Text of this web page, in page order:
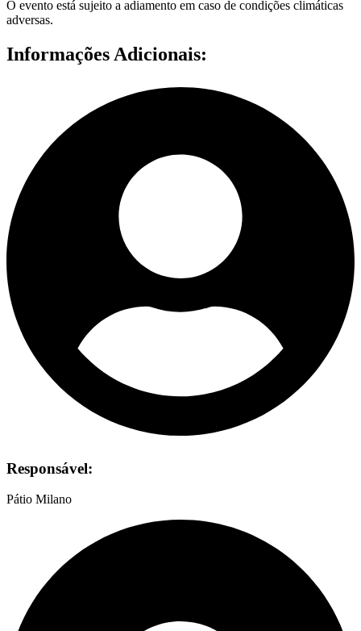
O evento está sujeito a adiamento em caso de condições climáticas
adversas.
Informações Adicionais:
Responsável:
Pátio Milano